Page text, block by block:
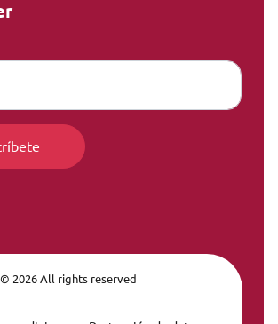
© 2026 All rights reserved